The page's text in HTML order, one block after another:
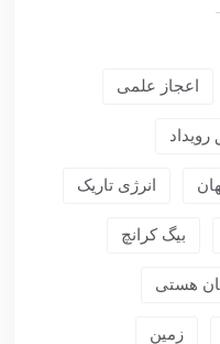
اعجاز علمی
رویداد
انرژی تاریک
بیگ کرانچ
هستی
زمین